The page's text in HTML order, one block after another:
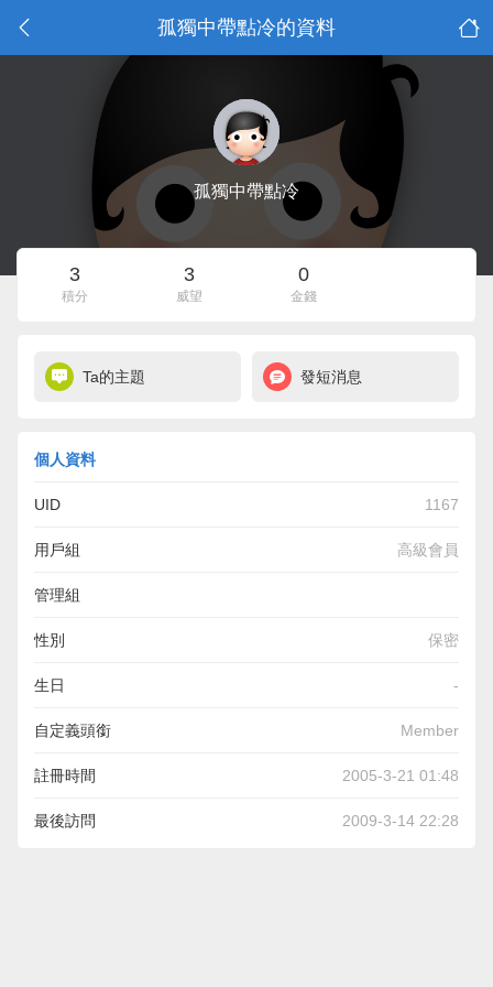
孤獨中帶點冷的資料
孤獨中帶點冷
3
積分
3
威望
0
金錢
Ta的主題 發短消息
個人資料
UID 1167
用戶組 高級會員
管理組
性別 保密
生日 -
自定義頭銜 Member
註冊時間 2005-3-21 01:48
最後訪問 2009-3-14 22:28